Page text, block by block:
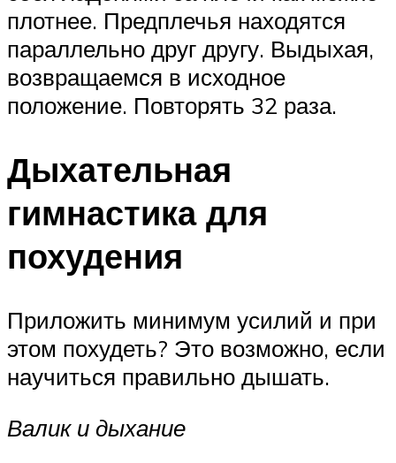
плотнее. Предплечья находятся
параллельно друг другу. Выдыхая,
возвращаемся в исходное
положение. Повторять 32 раза.
Дыхательная
гимнастика для
похудения
Приложить минимум усилий и при
этом похудеть? Это возможно, если
научиться правильно дышать.
Валик и дыхание